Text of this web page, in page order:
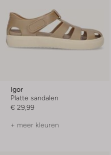
Igor
Platte sandalen
€ 29,99
+ meer kleuren